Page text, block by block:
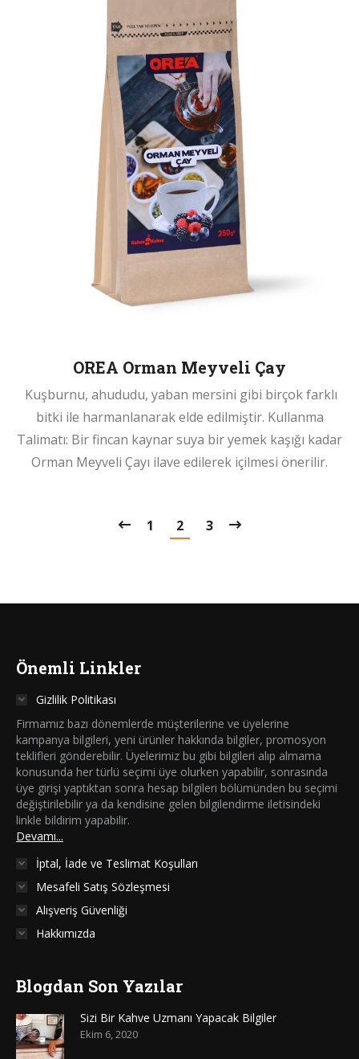
OREA Orman Meyveli Çay
Kuşburnu, ahududu, yaban mersini gibi birçok farklı
bitki ile harmanlanarak elde edilmiştir. Kullanma
Talimatı: Bir fincan kaynar suya bir yemek kaşığı kadar
Orman Meyveli Çayı ilave edilerek içilmesi önerilir.
1 2 3
Önemli Linkler
Gizlilik Politikası
Firmamız bazı dönemlerde müşterilerine ve üyelerine
kampanya bilgileri, yeni ürünler hakkında bilgiler, promosyon
teklifleri gönderebilir. Üyelerimiz bu gibi bilgileri alıp almama
konusunda her türlü seçimi üye olurken yapabilir, sonrasında
üye girişi yaptıktan sonra hesap bilgileri bölümünden bu seçimi
değiştirilebilir ya da kendisine gelen bilgilendirme iletisindeki
linkle bildirim yapabilir.
Devamı...
İptal, İade ve Teslimat Koşulları
Mesafeli Satış Sözleşmesi
Alışveriş Güvenliği
Hakkımızda
Blogdan Son Yazılar
Sizi Bir Kahve Uzmanı Yapacak Bilgiler
Ekim 6, 2020